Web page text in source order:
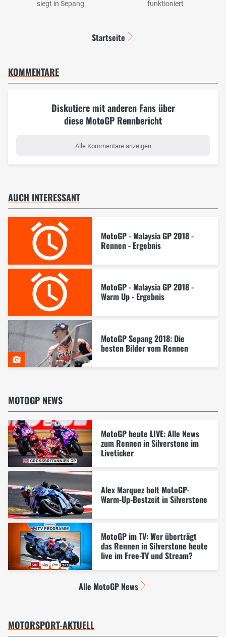
siegt in Sepang
funktioniert
Startseite
KOMMENTARE
Diskutiere mit anderen Fans über
diese MotoGP Rennbericht
Alle Kommentare anzeigen
AUCH INTERESSANT
MotoGP - Malaysia GP 2018 -
Rennen - Ergebnis
MotoGP - Malaysia GP 2018 -
Warm Up - Ergebnis
MotoGP Sepang 2018: Die
besten Bilder vom Rennen
MOTOGP NEWS
MotoGP heute LIVE: Alle News
zum Rennen in Silverstone im
Liveticker
Alex Marquez holt MotoGP-
Warm-Up-Bestzeit in Silverstone
MotoGP im TV: Wer überträgt
das Rennen in Silverstone heute
live im Free-TV und Stream?
Alle MotoGP News
MOTORSPORT-AKTUELL